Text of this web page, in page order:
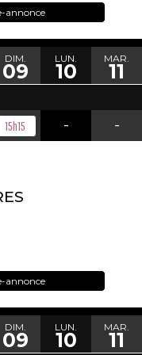
annonce
DIM.
09
LUN.
10
MAR.
11
15h15 - -
annonce
DIM.
09
LUN.
10
MAR.
11